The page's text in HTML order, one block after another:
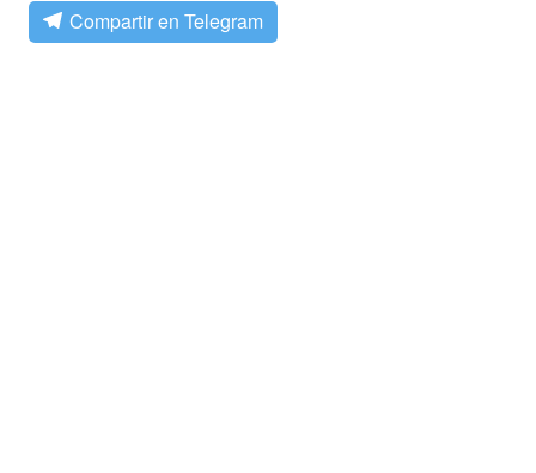
Compartir en Telegram